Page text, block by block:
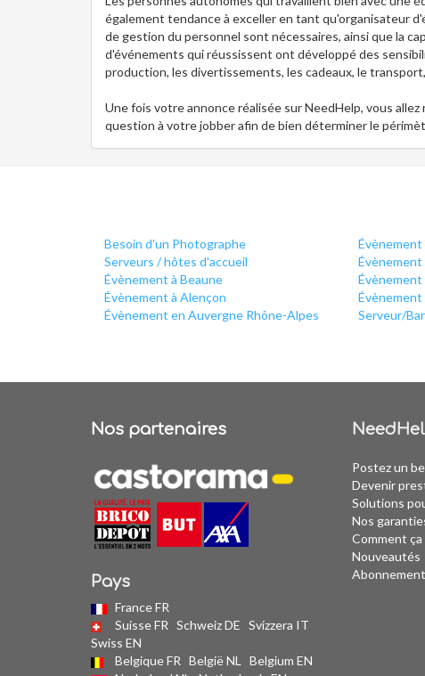
également tendance à exceller en tant qu'organisateur
de gestion du personnel sont nécessaires, ainsi que la
d'événements qui réussissent ont développé des
production, les divertissements, les cadeaux, le
Une fois votre annonce réalisée sur NeedHelp, vous
question à votre jobber afin de bien déterminer le
Besoin d'un Photographe
Serveurs / hôtes d'accueil
Évènement à Beaune
Évènement à Alençon
Évènement en Auvergne Rhône-Alpes
Évènement
Évènement
Évènement
Serveur/
Nos partenaires
Pays
France FR
Suisse FR Schweiz DE Svizzera IT
Swiss EN
Belgique FR België NL
Belgium EN
Postez un
Devenir
Solutions
Nos
Comment ça
Nouveautés